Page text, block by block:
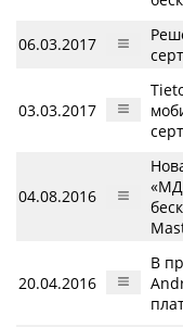
06.03.2017
03.03.2017
04.08.2016
20.04.2016
В